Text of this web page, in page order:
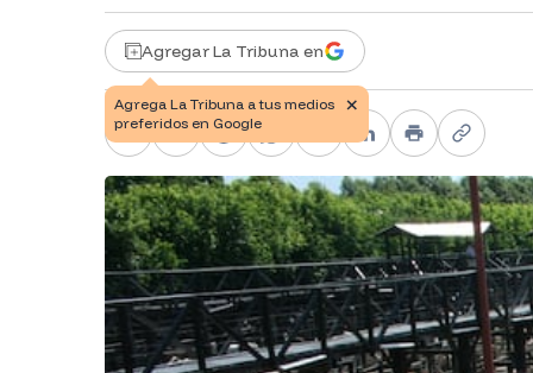
Agregar La Tribuna en
Facebook
X TelegramWhatsApp
PinterestLinkedIn
PrintCopy